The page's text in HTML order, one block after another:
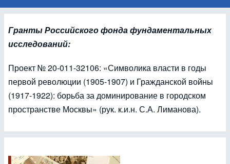
Гранты Российского фонда фундаментальных
исследований:
Проект № 20-011-32106: «Символика власти в годы
первой революции (1905-1907) и Гражданской войны
(1917-1922): борьба за доминирование в городском
пространстве Москвы» (рук. к.и.н. С.А. Лиманова).